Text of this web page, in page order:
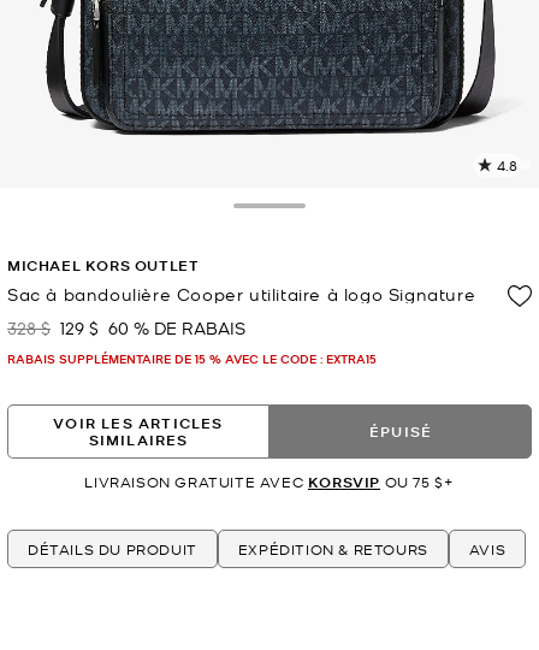
4.8
MICHAEL KORS OUTLET
Sac à bandoulière Cooper utilitaire à logo Signature
était
328 $ maintenant
129 $ 60 % DE RABAIS
RABAIS SUPPLÉMENTAIRE DE 15 % AVEC LE CODE : EXTRA15
VOIR LES ARTICLES
SIMILAIRES
ÉPUISÉ
LIVRAISON GRATUITE AVEC KORSVIP OU 75 $+
DÉTAILS DU PRODUIT EXPÉDITION & RETOURS AVIS